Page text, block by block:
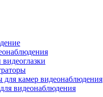
камер видеонаблюдения
видеонаблюдения